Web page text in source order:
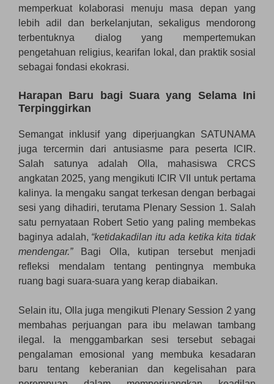
memperkuat kolaborasi menuju masa depan yang
lebih adil dan berkelanjutan, sekaligus mendorong
terbentuknya dialog yang mempertemukan
pengetahuan religius, kearifan lokal, dan praktik sosial
sebagai fondasi ekokrasi.
Harapan Baru bagi Suara yang Selama Ini
Terpinggirkan
Semangat inklusif yang diperjuangkan SATUNAMA
juga tercermin dari antusiasme para peserta ICIR.
Salah satunya adalah Olla, mahasiswa CRCS
angkatan 2025, yang mengikuti ICIR VII untuk pertama
kalinya. Ia mengaku sangat terkesan dengan berbagai
sesi yang dihadiri, terutama Plenary Session 1. Salah
satu pernyataan Robert Setio yang paling membekas
baginya adalah, “ketidakadilan itu ada ketika kita tidak
mendengar.”Bagi Olla, kutipan tersebut menjadi
refleksi mendalam tentang pentingnya membuka
ruang bagi suara-suara yang kerap diabaikan.
Selain itu, Olla juga mengikuti Plenary Session 2 yang
membahas perjuangan para ibu melawan tambang
ilegal. Ia menggambarkan sesi tersebut sebagai
pengalaman emosional yang membuka kesadaran
baru tentang keberanian dan kegelisahan para